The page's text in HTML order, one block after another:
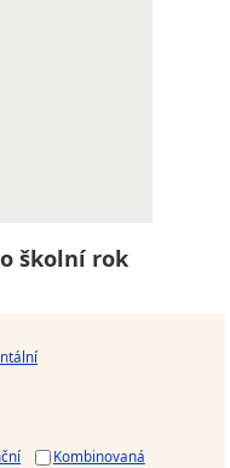
školní rok
Kombinovaná